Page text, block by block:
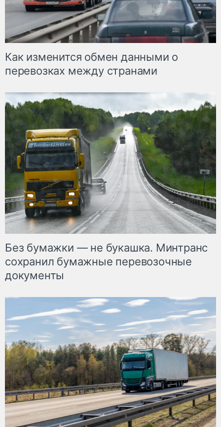
Как изменится обмен данными о
перевозках между странами
Без бумажки — не букашка. Минтранс
сохранил бумажные перевозочные
документы